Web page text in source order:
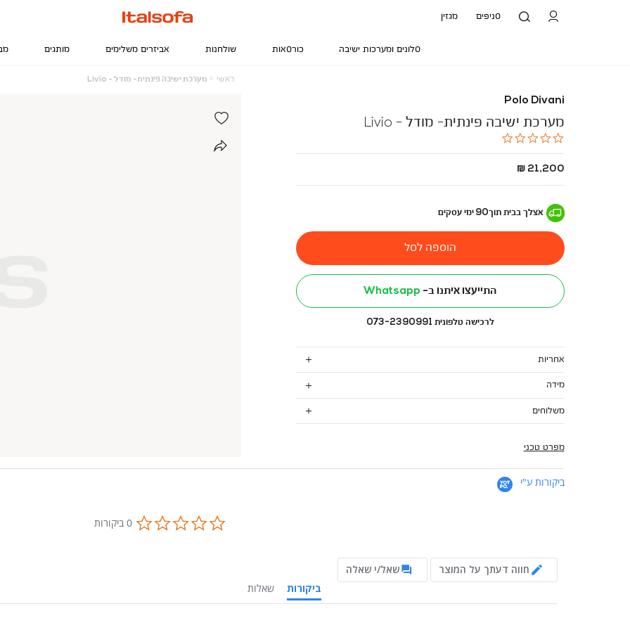
סניפים מגזין
סלונים ומערכות ישיבה כורסאות שולחנות אביזרים משלימים מותגים
ראשי ראשי
מערכת ישיבה פינתית- מודל - Livio
Polo Divani
מערכת ישיבה פינתית- מודל - Livio
21,200 ₪
אצלך בבית תוך90 ימי עסקים
הוספה לסל
התייעצו איתנו ב- Whatsapp
לרכישה טלפונית 073-2390991
אחריות
מידה
משלוחים
מפרט טכני
ביקורות ע"י
0.0
star
0 ביקורות
חווה דעתך על המוצר
שאל/י שאלה
ביקורות
שאלות